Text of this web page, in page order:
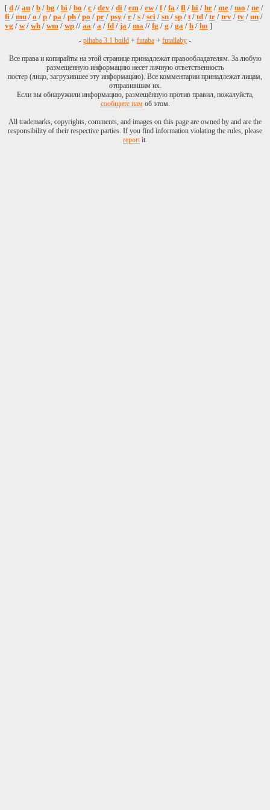
водяной я водяной
я водяной я
водяной я водяной
я водяной я
водяной я водяной
я водяной я
водяной я водяной
я водяной я
водяной я водяной
я водяной я
я водяной я
водяной я водяной
[ d // au / b / bg / bi / bo / c / dev / di / em / ew/ f/ fa / fl / hi / hr / me / mo / ne /
fi / mu / o / p / pa / ph / po / pr / psy / r / s / sci / sn / sp / t/ td / tr / trv / tv / un /
vg / w/ wh / wm / wp // aa / a / fd / ja / ma // fg / g / ga / h / ho ]
- pihaba 3.1 build + futaba + futallaby -
Все права и копирайты на этой странице принадлежат правообладателям. За любую
размещенную информацию несет личную ответственность
постер (лицо, загрузившее эту информацию). Все комментарии принадлежат лицам,
отправившим их.
Если вы обнаружили информацию, размещённую против правил, пожалуйста,
сообщите намоб этом.
All trademarks, copyrights, comments, and images on this page are owned by and are the
responsibility of their respective parties. If you find information violating the rules, please
reportit.